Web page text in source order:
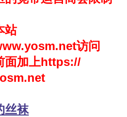
站
访问
面加上https://
丝袜